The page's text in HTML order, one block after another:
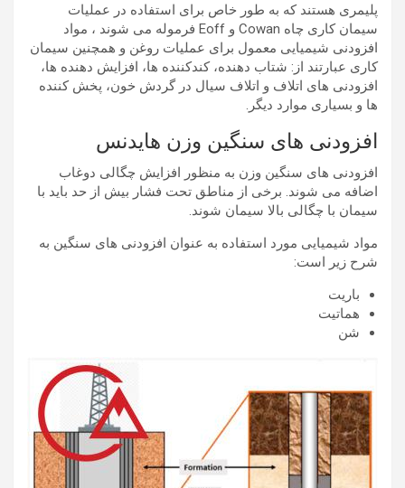
پلیمری هستند که به طور خاص برای استفاده در عملیات
سیمان کاری چاه Cowan و Eoff فرموله می شوند ، مواد
افزودنی شیمیایی معمول برای عملیات روغن و همچنین سیمان
کاری عبارتند از: شتاب دهنده، کندکننده ها، افزایش دهنده ها،
افزودنی های اتلاف و اتلاف سیال در گردش خون، پخش کننده
ها و بسیاری موارد دیگر.
افزودنی های سنگین وزن هایدنس
افزودنی های سنگین وزن به منظور افزایش چگالی دوغاب
اضافه می شوند. برخی از مناطق تحت فشار بیش از حد باید با
سیمان با چگالی بالا سیمان شوند.
مواد شیمیایی مورد استفاده به عنوان افزودنی های سنگین به
شرح زیر است:
باریت
هماتیت
شن